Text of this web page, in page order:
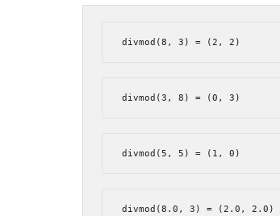
divmod (8 , 3 ) = (2 , 2 )
divmod (3 , 8 ) = (0 , 3 )
divmod (5 , 5 ) = ( 1 , 0 )
divmod (8.0 , 3 ) = (2.0 , 2.0 )